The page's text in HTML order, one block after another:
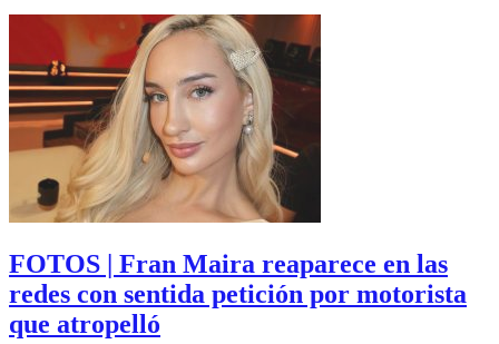
FOTOS | Fran Maira reaparece en las
redes con sentida petición por motorista
que atropelló